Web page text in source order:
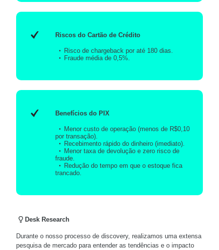
Riscos do Cartão de Crédito
Risco de chargeback por até 180 dias.
Fraude média de 0,5%.
Benefícios do PIX
Menor custo de operação (menos de R$0,10
por transação).
Recebimento rápido do dinheiro (imediato).
Menor taxa de devolução e zero risco de
fraude.
Redução do tempo em que o estoque fica
trancado.
Desk Research
Durante o nosso processo de discovery, realizamos uma extensa
pesquisa de mercado para entender as tendências e o impacto